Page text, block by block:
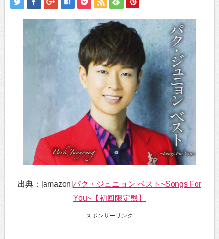
出典：[amazon]パク・ジュニョン ベスト~Songs For
You~【初回限定盤】
スポンサーリンク